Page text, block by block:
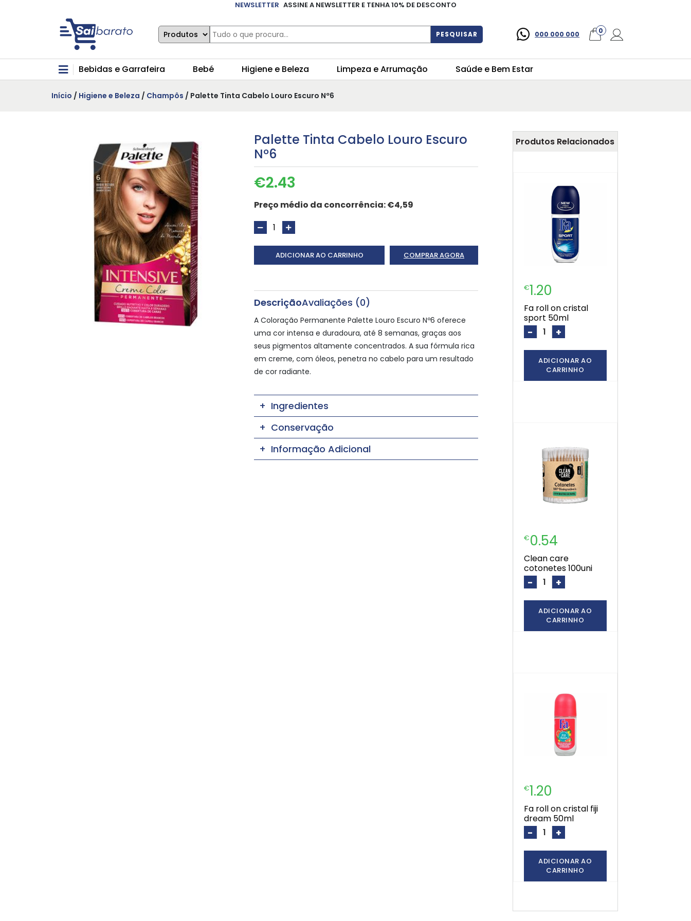
NEWSLETTER ASSINE A NEWSLETTER E TENHA 10% DE DESCONTO
PESQUISAR 000 000 000 0
Bebidas e Garrafeira Bebé Higiene e Beleza Limpeza e Arrumação Saúde e Bem Estar
Início / Higiene e Beleza / Champôs / Palette Tinta Cabelo Louro Escuro Nº6
Palette Tinta Cabelo Louro Escuro
Nº6
€2.43
Preço médio da concorrência:€4,59
ADICIONAR AO CARRINHO COMPRAR AGORA
DescriçãoAvaliações (0)
A Coloração Permanente Palette Louro Escuro Nº6 oferece
uma cor intensa e duradoura, até 8 semanas, graças aos
seus pigmentos altamente concentrados. A sua fórmula rica
em creme, com óleos, penetra no cabelo para um resultado
de cor radiante.
Ingredientes
Conservação
Informação Adicional
Produtos Relacionados
€1.20
fa roll on cristal
sport 50ml
- +
ADICIONAR AO
CARRINHO
€0.54
clean care
cotonetes 100uni
- +
ADICIONAR AO
CARRINHO
€1.20
fa roll on cristal fiji
dream 50ml
- +
ADICIONAR AO
CARRINHO